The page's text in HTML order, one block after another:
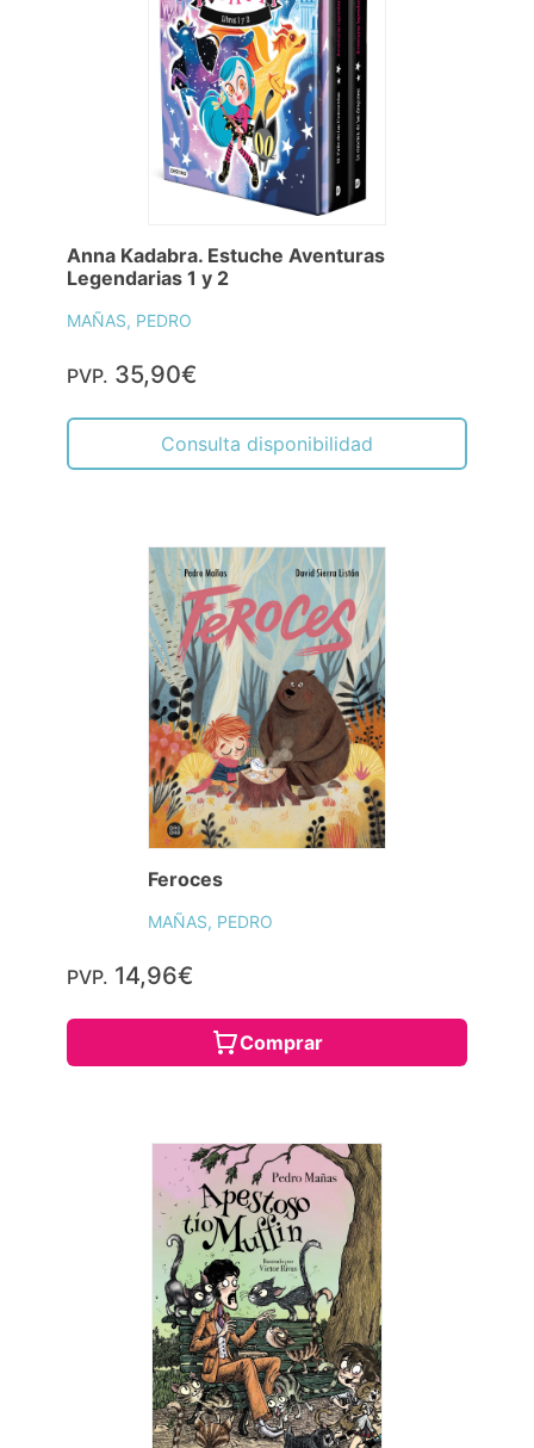
Anna Kadabra. Estuche Aventuras
Legendarias 1 y 2
MAÑAS, PEDRO
PVP. 35,90€
Consulta disponibilidad
Feroces
MAÑAS, PEDRO
PVP. 14,96€
Comprar